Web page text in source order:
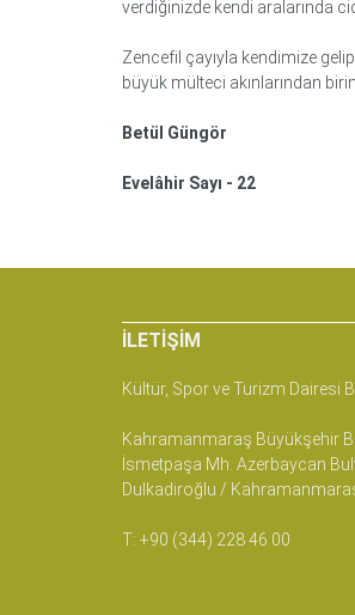
verdiğinizde kendi aralarında
Zencefil çayıyla kendimize
büyük mülteci akınlarından
Betül Güngör
Evelâhir Sayı - 22
İLETIŞIM
Kültür, Spor ve Turizm Dairesi
Kahramanmaraş Büyükşehir
İsmetpaşa Mh. Azerbaycan
Dulkadiroğlu /
T: +90 (344) 228 46 00